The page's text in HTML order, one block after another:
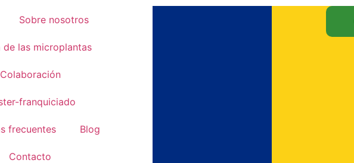
Sobre nosotros
de las microplantas
Colaboración
franquiciado
frecuentes Blog
Contacto